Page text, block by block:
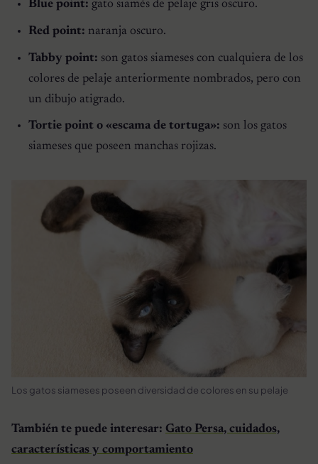
Blue point: gato siamés de pelaje gris oscuro.
Red point: naranja oscuro.
Tabby point: son gatos siameses con cualquiera de los
colores de pelaje anteriormente nombrados, pero con
un dibujo atigrado.
Tortie point o «escama de tortuga»: son los gatos
siameses que poseen manchas rojizas.
Los gatos siameses poseen diversidad de colores en su pelaje
También te puede interesar: Gato Persa, cuidados,
características y comportamiento